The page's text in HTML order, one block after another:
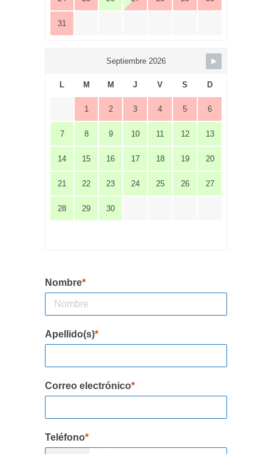
31
Septiembre 2026
L M M J V S D
1 2 3 4 5 6
7 8 9 10 11 12 13
14 15 16 17 18 19 20
21 22 23 24 25 26 27
28 29 30
Nombre*
Apellido(s)*
Correo electrónico*
Teléfono*